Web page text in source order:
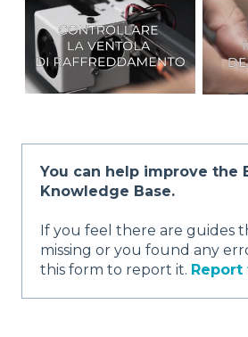
You can help improve the
Knowledge Base.
If you feel there are guides
missing or you found any
this form to report it.